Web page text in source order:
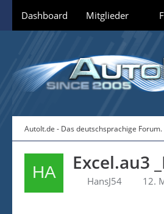
Dashboard Mitglieder
AutoIt.de - Das deutschsprachige Forum.
Excel.au3
HansJ54 12.